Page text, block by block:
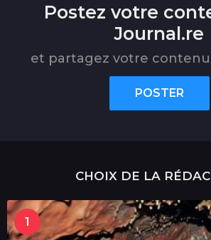
Postez votre
Journal.re
et partagez votre contenu
POSTER
CHOIX DE LA
1